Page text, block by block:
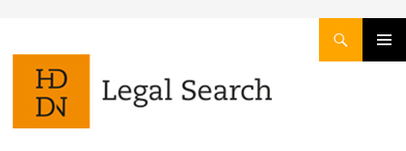
GA
NAAR
INHOUD